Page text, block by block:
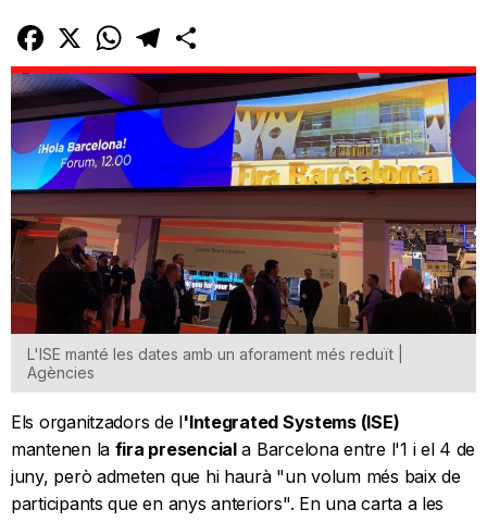
Facebook
X WhatsAppTelegram
L'ISE manté les dates amb un aforament més reduït |
Agències
Els organitzadors de l'Integrated Systems (ISE)
mantenen la fira presenciala Barcelona entre l'1 i el 4 de
juny, però admeten que hi haurà "un volum més baix de
participants que en anys anteriors". En una carta a les